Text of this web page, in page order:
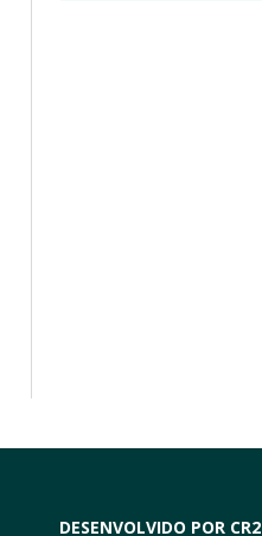
DESENVOLVIDO POR CR2